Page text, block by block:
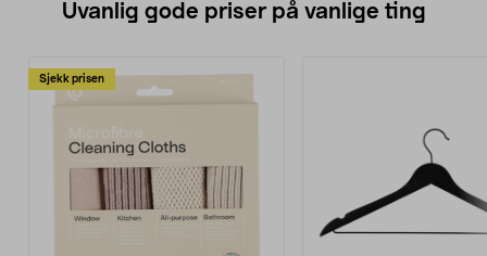
Uvanlig gode priser på vanlige ting
Sjekk prisen